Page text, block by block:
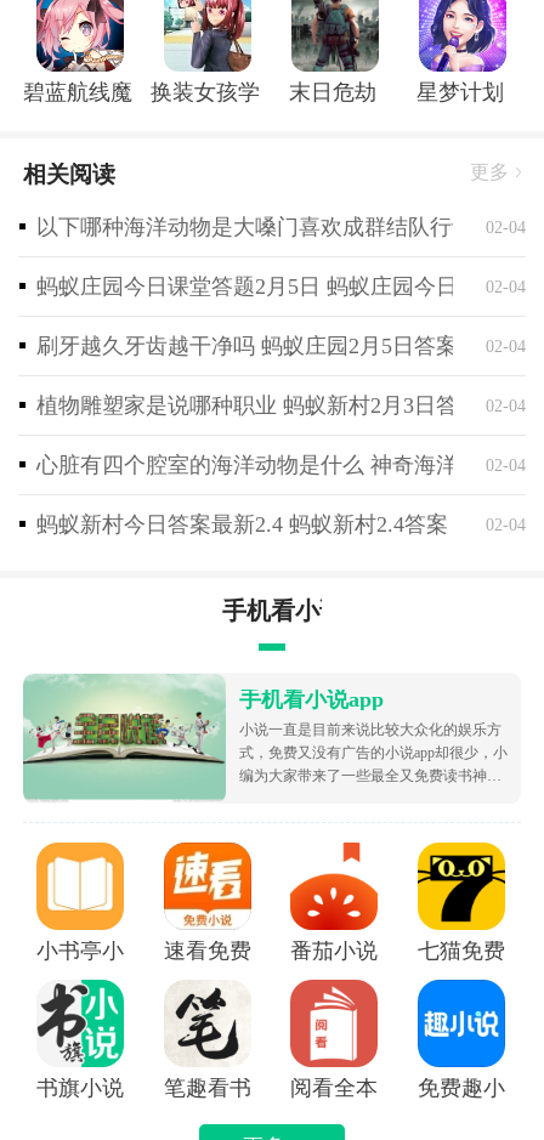
戏，并且通过简单直观的操作方式，畅快地进行游戏对
抗，享受游戏的刺激乐趣。
4、游戏设置了丰富多样的挑战和解密任务，在太空电
碧蓝航线魔改r18全套补丁破解版
换装女孩学校 末日危劫 星梦计划
相关阅读 更多
以下哪种海洋动物是大嗓门喜欢成群结队行动 神奇
02-04
蚂蚁庄园今日课堂答题2月5日 蚂蚁庄园今日课堂答
02-04
刷牙越久牙齿越干净吗 蚂蚁庄园2月5日答案最新02-04
植物雕塑家是说哪种职业 蚂蚁新村2月3日答案最新
02-04
心脏有四个腔室的海洋动物是什么 神奇海洋2月4日
02-04
蚂蚁新村今日答案最新2.4 蚂蚁新村2.4答案 02-04
手机看小说app
手机看小说app
小说一直是目前来说比较大众化的娱乐方
式，免费又没有广告的小说app却很少，小
编为大家带来了一些最全又免费读书神
小说资源，都很根据市场受欢迎的热度为
大家排序的哦，致力于带给大家好用的追
书软件！
小书亭小说 速看免费小说app番茄小说免费版下载安装
七猫免费阅
书旗小说APP笔趣看书小说app阅看全本免费小说APP
免费趣小说